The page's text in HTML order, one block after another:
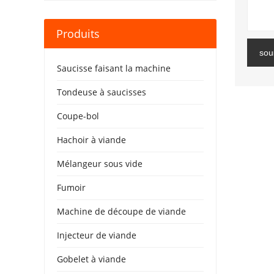
Produits
Saucisse faisant la machine
Tondeuse à saucisses
Coupe-bol
Hachoir à viande
Mélangeur sous vide
Fumoir
Machine de découpe de viande
Injecteur de viande
Gobelet à viande